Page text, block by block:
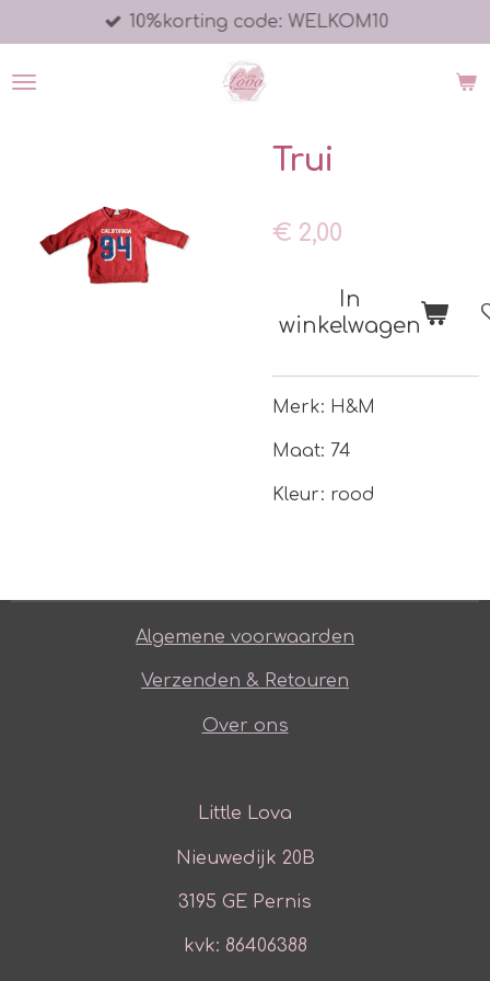
direct
naar
10%korting code: WELKOM10
Trui
€ 2,00
In
winkelwagen
Merk: H&M
Maat: 74
Kleur: rood
Algemene voorwaarden
Verzenden & Retouren
Over ons
Little Lova
Nieuwedijk 20B
3195 GE Pernis
kvk: 86406388